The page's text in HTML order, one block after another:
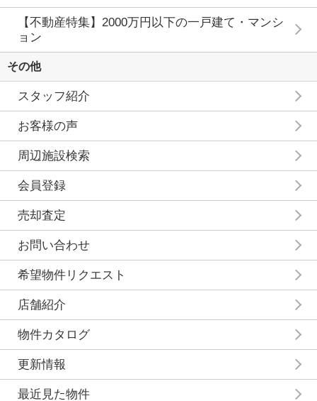
【不動産特集】2000万円以下の一戸建て・マンシ
ョン
その他
スタッフ紹介
お客様の声
周辺施設検索
会員登録
売却査定
お問い合わせ
希望物件リクエスト
店舗紹介
物件カタログ
更新情報
最近見た物件